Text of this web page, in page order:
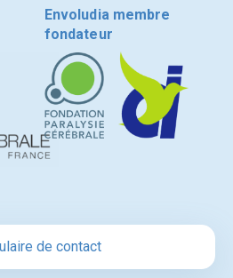
Envoludia membre
fondateur
de contact